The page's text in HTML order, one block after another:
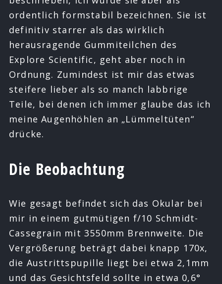
ordentlich formstabil bezeichnen. Sie ist
definitiv starrer als das wirklich
herausragende Gummiteilchen des
Explore Scientific, geht aber noch in
Ordnung. Zumindest ist mir das etwas
steifere lieber als so manch labbrige
Teile, bei denen ich immer glaube das ich
meine Augenhöhlen an „Lümmeltüten“
drücke.
Die Beobachtung
Wie gesagt befindet sich das Okular bei
mir in einem gutmütigen f/10 Schmidt-
Cassegrain mit 3550mm Brennweite. Die
Vergrößerung beträgt dabei knapp 170x,
die Austrittspupille liegt bei etwa 2,1mm
und das Gesichtsfeld sollte in etwa 0,6°